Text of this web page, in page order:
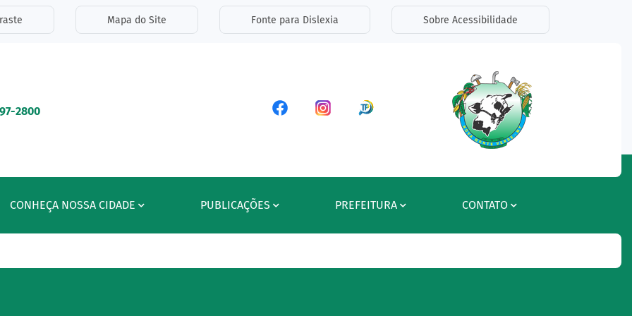
de acessibilidade
Mapa do Site Fonte para Dislexia Sobre Acessibilidade
2800 Acessar a Rede Social Facebook
Acessar a Rede Social Instagram
Acessar a Rede Social Radar
CONHEÇA NOSSA CIDADE PUBLICAÇÕES PREFEITURA CONTATO